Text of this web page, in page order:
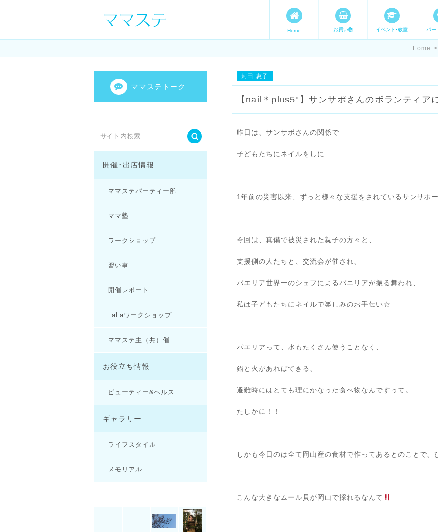
ママの才能発信します。 手づくり表現ステージ
Home お買い物 イベント･教室 パー
Home >
河田 恵子
【nail＊plus5°】サンサポさんのボランティア
昨日は、サンサポさんの関係で
子どもたちにネイルをしに！
1年前の災害以来、ずっと様々な支援をされているサンサポ
今回は、真備で被災された親子の方々と、
支援側の人たちと、交流会が催され、
パエリア世界一のシェフによるパエリアが振る舞われ、
私は子どもたちにネイルで楽しみのお手伝い☆
パエリアって、水もたくさん使うことなく、
鍋と火があればできる、
避難時にはとても理にかなった食べ物なんですって。
たしかに！！
しかも今日のは全て岡山産の食材で作ってあるとのことで、
こんな大きなムール貝が岡山で採れるなんて
ママステトーク
開催･出店情報
ママステパーティー部
ママ塾
ワークショップ
習い事
開催レポート
LaLaワークショップ
ママステ主（共）催
お役立ち情報
ビューティー&ヘルス
ギャラリー
ライフスタイル
メモリアル